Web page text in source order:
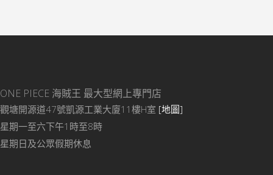
ONE PIECE 海賊王 最大型網上專門店
觀塘開源道47號凱源工業大廈11樓H室 [地圖]
星期一至六下午1時至8時
星期日及公眾假期休息